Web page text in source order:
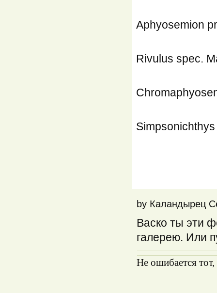
Aphyosemion
Rivulus spec.
by Каландырец
Васко ты эти
галерею. Или
Не ошибается тот,